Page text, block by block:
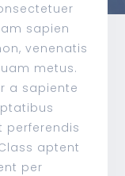
sapien
venenatis
metus.
a sapiente
perferendis
aptent
per